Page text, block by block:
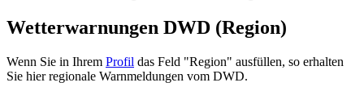
Wetterwarnungen DWD (Region)
Wenn Sie in Ihrem Profil das Feld "Region" ausfüllen, so erhalten
Sie hier regionale Warnmeldungen vom DWD.